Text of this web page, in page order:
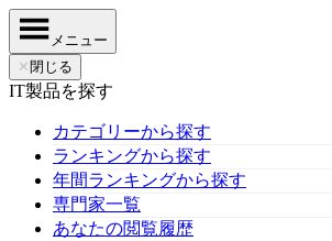
メニュー
✕ 閉じる
IT製品を探す
カテゴリーから探す
ランキングから探す
年間ランキングから探す
専門家一覧
あなたの閲覧履歴